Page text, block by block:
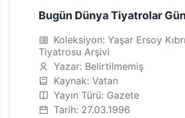
Bugün Dünya Tiyatrolar
Koleksiyon: Yaşar Ersoy
Tiyatrosu Arşivi
Yazar: Belirtilmemiş
Kaynak: Vatan
Yayın Türü: Gazete
Tarih: 27.03.1996